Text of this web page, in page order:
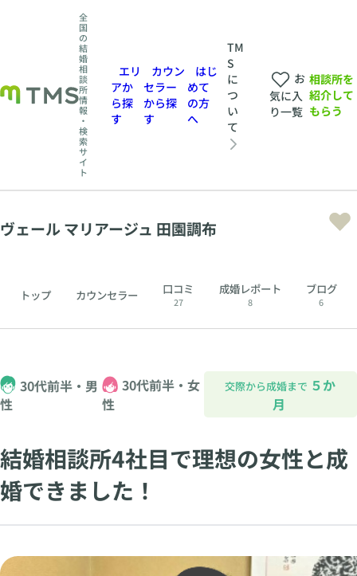
全
国
の
結
婚
相
談
所
情
報
・
検
索
サ
イ
ト
エリ
アか
ら探
す
カウン
セラー
から探
す
はじ
めて
の方
へ
TM
S
に
つ
い
て
お
気に入
り一覧
相談所を
紹介して
もらう
ヴェール マリアージュ 田園調布
トップ カウンセラー 口コミ
27
成婚レポート
8
ブログ
6
30代前半・男
性
30代前半・女
性
交際から成婚まで ５か
月
結婚相談所4社目で理想の女性と成
婚できました！